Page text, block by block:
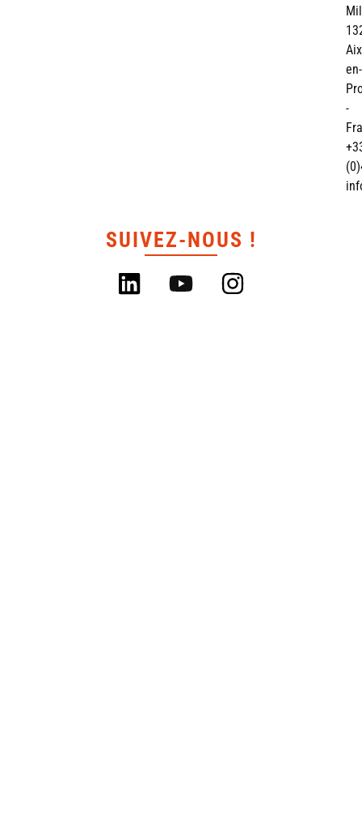
en-
-
SUIVEZ-NOUS !